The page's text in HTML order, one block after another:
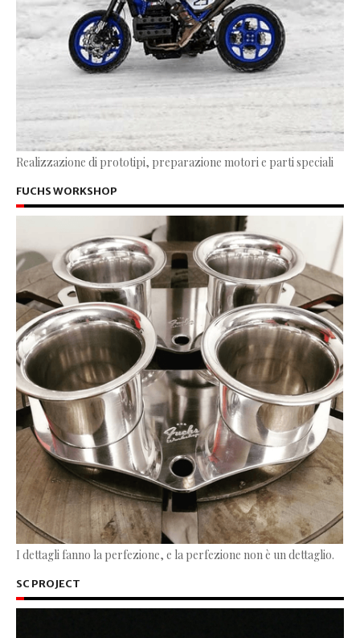
Realizzazione di prototipi, preparazione motori e parti speciali
FUCHS WORKSHOP
I dettagli fanno la perfezione, e la perfezione non è un dettaglio.
SC PROJECT